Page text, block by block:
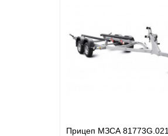
Прицеп МЗСА 81773G.021